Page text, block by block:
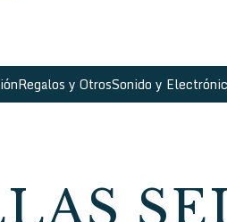
Regalos y OtrosSonido y